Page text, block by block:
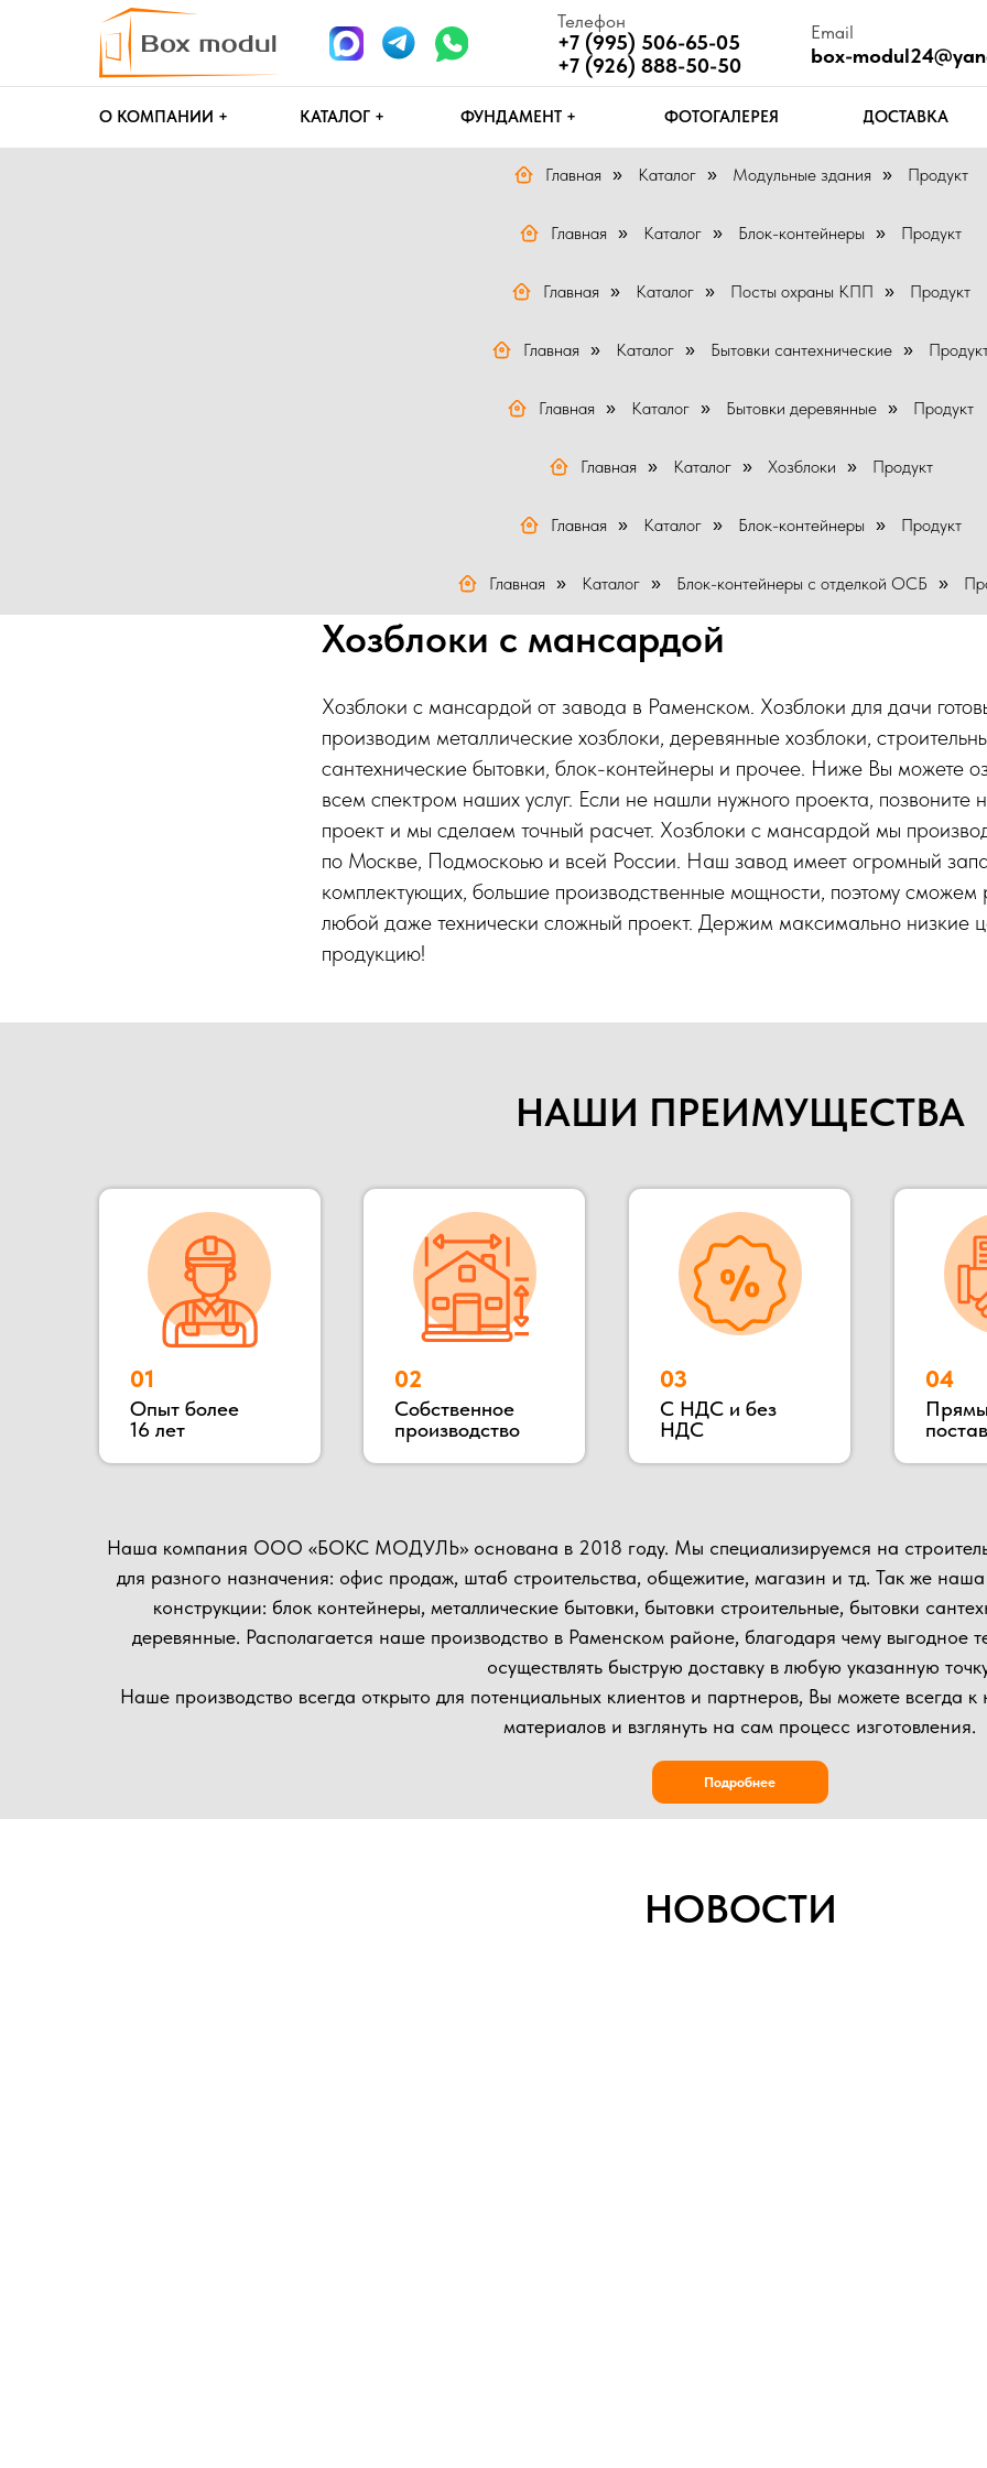
Телефон
+7 (995) 506-65-05
+7 (926) 888-50-50
box-modul24@yandex.ru
Главная » Каталог » Модульные здания » Продукт
Главная » Каталог » Блок-контейнеры » Продукт
Главная » Каталог » Посты охраны КПП » Продукт
Главная » Каталог » Бытовки сантехнические »
Главная » Каталог » Бытовки деревянные » Продукт
Главная » Каталог » Хозблоки » Продукт
Главная » Каталог » Блок-контейнеры » Продукт
Главная » Каталог » Блок-контейнеры с отделкой ОСБ »
Хозблоки с мансардой
Хозблоки с мансардой от завода в Раменском. Хозблоки для дачи
производим металлические хозблоки, деревянные хозблоки,
сантехнические бытовки, блок-контейнеры и прочее. Ниже Вы можете
всем спектром наших услуг. Если не нашли нужного проекта,
проект и мы сделаем точный расчет. Хозблоки с мансардой мы
по Москве, Подмоскоью и всей России. Наш завод имеет огромный
комплектующих, большие производственные мощности, поэтому сможем
любой даже технически сложный проект. Держим максимально низкие
продукцию!
НАШИ ПРЕИМУЩЕСТВА
Опыт более
16 лет
Собственное
производство
С НДС и без
Наша компания ООО «БОКС МОДУЛЬ» основана в 2018 году. Мы специализируемся на строительстве
для разного назначения: офис продаж, штаб строительства, общежитие, магазин и тд. Так же наша компания
конструкции: блок контейнеры, металлические бытовки, бытовки строительные, бытовки сантехнические,
деревянные. Располагается наше производство в Раменском районе, благодаря чему выгодное
материалов и взглянуть на сам процесс изготовления.
Подробнее
НОВОСТИ